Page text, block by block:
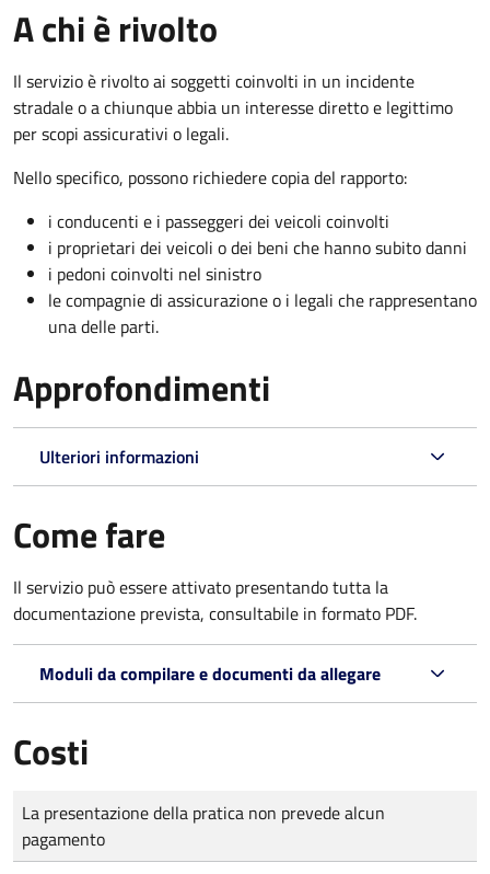
A chi è rivolto
Il servizio è rivolto ai soggetti coinvolti in un incidente
stradale o a chiunque abbia un interesse diretto e legittimo
per scopi assicurativi o legali.
Nello specifico, possono richiedere copia del rapporto:
i conducenti e i passeggeri dei veicoli coinvolti
i proprietari dei veicoli o dei beni che hanno subito danni
i pedoni coinvolti nel sinistro
le compagnie di assicurazione o i legali che rappresentano
una delle parti.
Approfondimenti
Ulteriori informazioni
Come fare
Il servizio può essere attivato presentando tutta la
documentazione prevista, consultabile in formato PDF.
Moduli da compilare e documenti da allegare
Costi
Tipo di pagamento
Importo
La presentazione della pratica non prevede alcun
pagamento